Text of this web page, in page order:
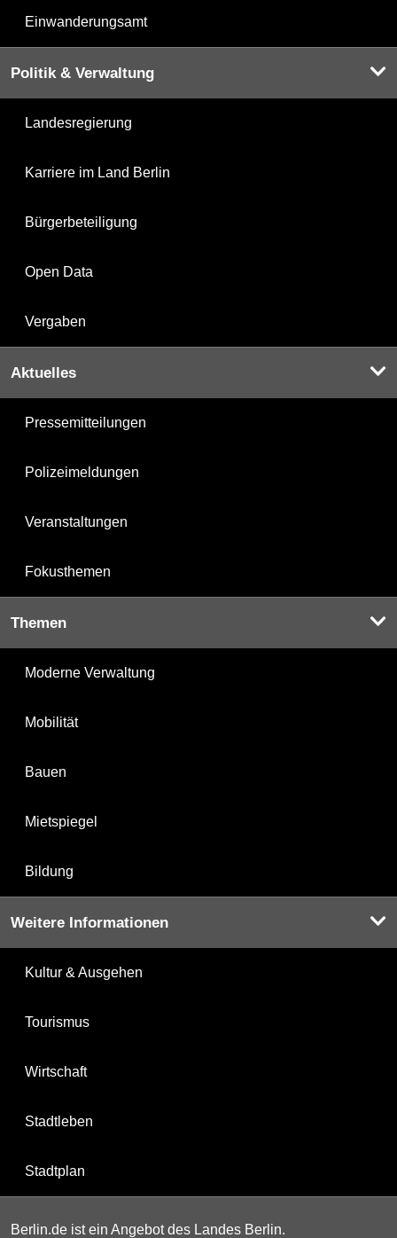
Einwanderungsamt
Politik & Verwaltung
Landesregierung
Karriere im Land Berlin
Bürgerbeteiligung
Open Data
Vergaben
Aktuelles
Pressemitteilungen
Polizeimeldungen
Veranstaltungen
Fokusthemen
Themen
Moderne Verwaltung
Mobilität
Bauen
Mietspiegel
Bildung
Weitere Informationen
Kultur & Ausgehen
Tourismus
Wirtschaft
Stadtleben
Stadtplan
Berlin.de ist ein Angebot des Landes Berlin.